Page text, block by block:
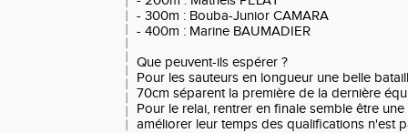
- 300m : Bouba-Junior CAMARA
- 400m : Marine BAUMADIER
Que peuvent-ils espérer ?
Pour les sauteurs en longueur une belle
70cm séparent la première de la dernière
Pour le relai, rentrer en finale semble être
améliorer leur temps des qualifications n'est